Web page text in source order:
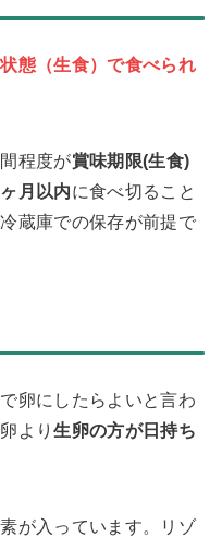
態（生食）で食べられ
程度が賞味期限(生食)
月以内に食べ切ること
蔵庫での保存が前提で
卵にしたらよいと言わ
より生卵の方が日持ち
が入っています。リゾ